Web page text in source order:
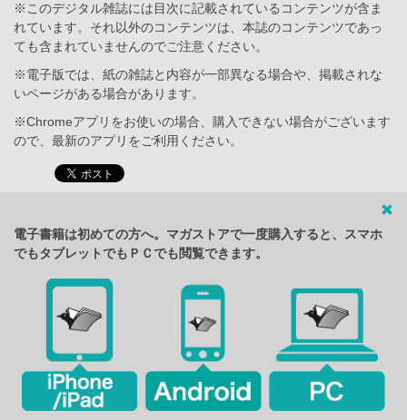
※このデジタル雑誌には目次に記載されているコンテンツが含ま
れています。それ以外のコンテンツは、本誌のコンテンツであっ
ても含まれていませんのでご注意ください。
※電子版では、紙の雑誌と内容が一部異なる場合や、掲載されな
いページがある場合があります。
※Chromeアプリをお使いの場合、購入できない場合がございます
ので、最新のアプリをご利用ください。
電子書籍は初めての方へ。マガストアで一度購入すると、スマホ
でもタブレットでもＰＣでも閲覧できます。